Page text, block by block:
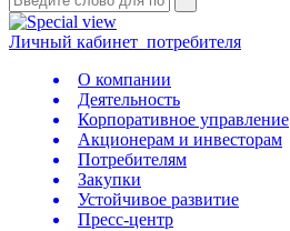
Личный кабинет потребителя
О компании
Деятельность
Корпоративное управление
Акционерам и инвесторам
Потребителям
Закупки
Устойчивое развитие
Пресс-центр